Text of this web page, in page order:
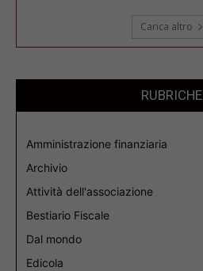
Carica altro
RUBRICHE
Amministrazione finanziaria
Archivio
Attività dell'associazione
Bestiario Fiscale
Dal mondo
Edicola